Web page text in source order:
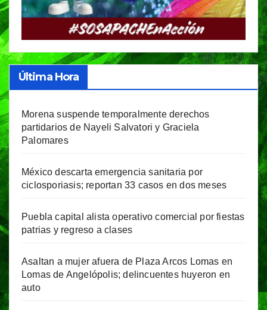
Última Hora
Morena suspende temporalmente derechos
partidarios de Nayeli Salvatori y Graciela
Palomares
México descarta emergencia sanitaria por
ciclosporiasis; reportan 33 casos en dos meses
Puebla capital alista operativo comercial por fiestas
patrias y regreso a clases
Asaltan a mujer afuera de Plaza Arcos Lomas en
Lomas de Angelópolis; delincuentes huyeron en
auto